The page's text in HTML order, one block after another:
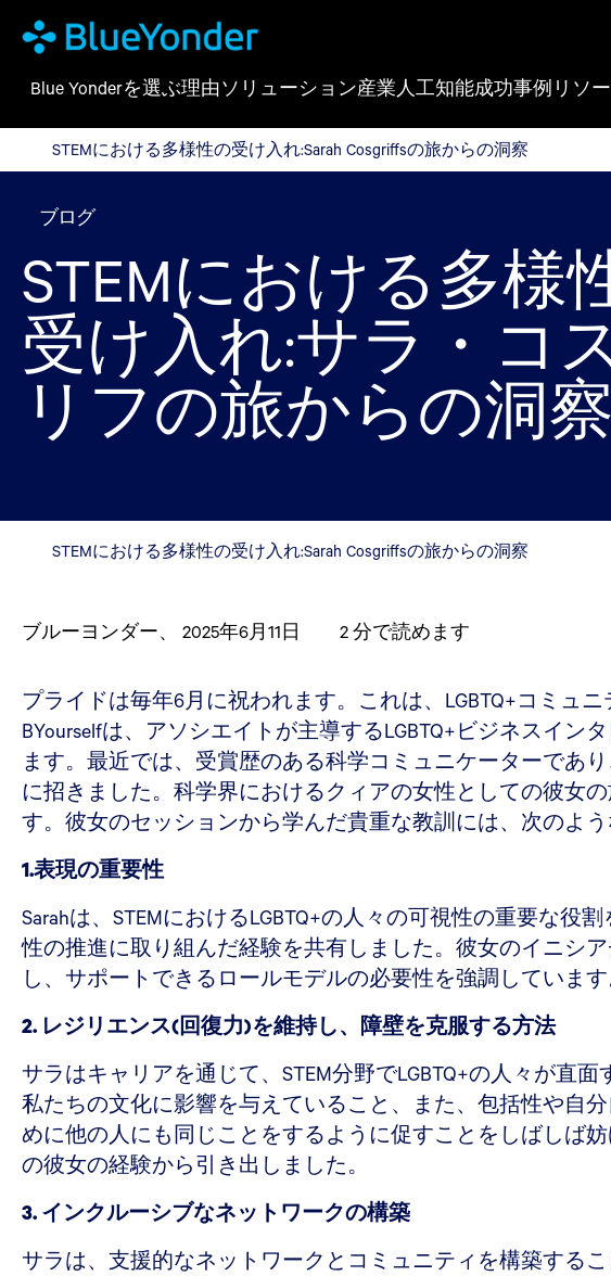
STEMにおける多様性の受け入れ:Sarah Cosgriffsの旅からの洞察
Blue Yonderを選ぶ理由ソリューション産業 人工知能成功事例 リソ
STEMにおける多様性の受け入れ:Sarah Cosgriffsの旅からの洞察
ブログ
STEMにおける多様
受け入れ:サラ・コ
リフの旅からの洞察
STEMにおける多様性の受け入れ:Sarah Cosgriffsの旅からの洞察
ブルーヨンダー、 2025年6月11日 2分で読めます
プライドは毎年6月に祝われます。これは、LGBTQ+コミュ
BYourselfは、アソシエイトが主導するLGBTQ+ビジネスイ
ます。最近では、受賞歴のある科学コミュニケーターであ
に招きました。科学界におけるクィアの女性としての彼女
す。彼女のセッションから学んだ貴重な教訓には、次のよう
1.表現の重要性
Sarahは、STEMにおけるLGBTQ+の人々の可視性の重要な
性の推進に取り組んだ経験を共有しました。彼女のイニシ
し、サポートできるロールモデルの必要性を強調しています
2. レジリエンス(回復力)を維持し、障壁を克服する方法
サラはキャリアを通じて、STEM分野でLGBTQ+の人々が直
私たちの文化に影響を与えていること、また、包括性や自
めに他の人にも同じことをするように促すことをしばしば
の彼女の経験から引き出しました。
3. インクルーシブなネットワークの構築
サラは、支援的なネットワークとコミュニティを構築する